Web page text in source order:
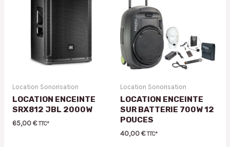
Location Sonorisation
LOCATION ENCEINTE
SRX812 JBL 2000W
65,00€ TTC*
Location Sonorisation
LOCATION ENCEINTE
SUR BATTERIE 700W 12
POUCES
40,00€ TTC*